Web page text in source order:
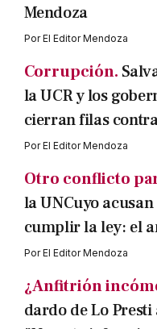
Mendoza
PorEl Editor Mendoza
Corrupción.
la UCR y los
cierran filas
PorEl Editor Mendoza
Otro conflicto
la UNCuyo
cumplir la ley: el
PorEl Editor Mendoza
¿Anfitrión
dardo de Lo